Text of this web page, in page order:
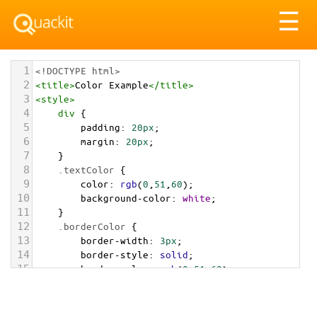
☰
1 <!DOCTYPE html>
2 <title>Color Example</title>
3 <style>
4 div {
5 padding: 20px;
6 margin: 20px;
7 }
8 .textColor {
9 color: rgb(0 51 60);
10 background-color: white;
11 }
12 .borderColor {
13 border-width: 3px;
14 border-style: solid;
15 border-color: rgb(0,51,60);